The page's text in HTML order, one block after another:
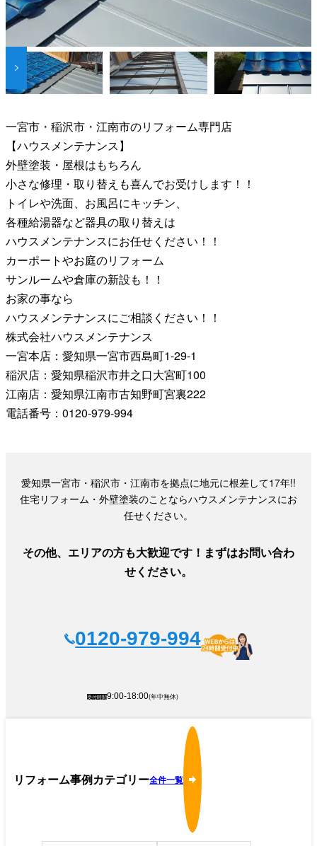
一宮市・稲沢市・江南市のリフォーム専門店
【ハウスメンテナンス】
外壁塗装・屋根はもちろん
小さな修理・取り替えも喜んでお受けします！！
トイレや洗面、お風呂にキッチン、
各種給湯器など器具の取り替えは
ハウスメンテナンスにお任せください！！
カーポートやお庭のリフォーム
サンルームや倉庫の新設も！！
お家の事なら
ハウスメンテナンスにご相談ください！！
株式会社ハウスメンテナンス
一宮本店：愛知県一宮市西島町1-29-1
稲沢店：愛知県稲沢市井之口大宮町100
江南店：愛知県江南市古知野町宮裏222
電話番号：0120-979-994
愛知県一宮市・稲沢市・江南市を拠点に地元に根差して17年!!
住宅リフォーム・外壁塗装のことならハウスメンテナンスにお
任せください。
その他、エリアの方も大歓迎です！まずはお問い合わ
せください。
0120-979-994
受付時間9:00-18:00(年中無休)
リフォーム事例カテゴリー全件一覧